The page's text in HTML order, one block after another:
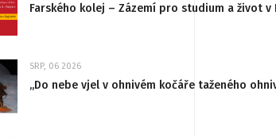
Farského kolej – Zázemí pro studium a život v
SRP, 06 2026
„Do nebe vjel v ohnivém kočáře taženého